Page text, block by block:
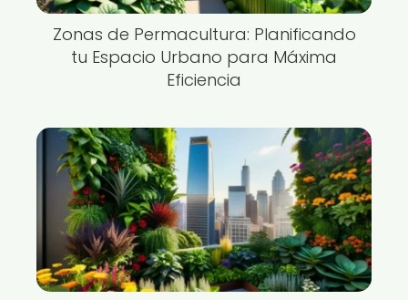
Zonas de Permacultura: Planificando
tu Espacio Urbano para Máxima
Eficiencia